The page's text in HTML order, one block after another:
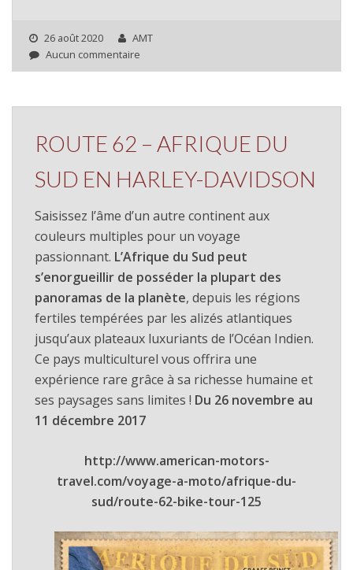
26 août 2020
AMT
Aucun commentaire
ROUTE 62 – AFRIQUE DU
SUD EN HARLEY-DAVIDSON
Saisissez l’âme d’un autre continent aux
couleurs multiples pour un voyage
passionnant. L’Afrique du Sud peut
s’enorgueillir de posséder la plupart des
panoramas de la planète, depuis les régions
fertiles tempérées par les alizés atlantiques
jusqu’aux plateaux luxuriants de l’Océan Indien.
Ce pays multiculturel vous offrira une
expérience rare grâce à sa richesse humaine et
ses paysages sans limites ! Du 26 novembre au
11 décembre 2017
http://www.american-motors-
travel.com/voyage-a-moto/afrique-du-
sud/route-62-bike-tour-125